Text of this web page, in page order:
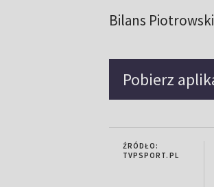
Bilans
Pobierz
ŹRÓDŁO:
TVPSPORT.PL